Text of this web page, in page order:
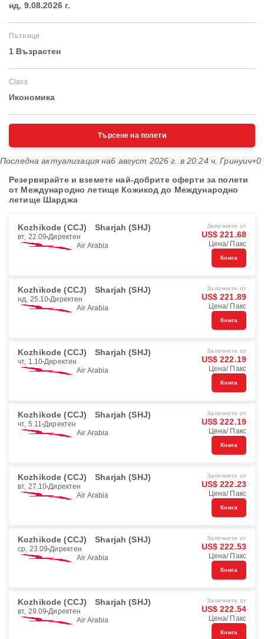
нд, 9.08.2026 г.
Пътници
1 Възрастен
Class
Икономика
Търсене на полети
Последна актуализация на6 август 2026 г. в 20:24 ч. Гринуич+0
Резервирайте и вземете най-добрите оферти за полети
от Международно летище Кожикод до Международно
летище Шарджа
Kozhikode (CCJ) Sharjah (SHJ)
вт, 22.09 Директен
Air Arabia
Започнете от
US$ 221.68
Цена/ Пакс
Книга
Kozhikode (CCJ) Sharjah (SHJ)
нд, 25.10 Директен
Air Arabia
Започнете от
US$ 221.89
Цена/ Пакс
Книга
Kozhikode (CCJ) Sharjah (SHJ)
чт, 1.10 Директен
Air Arabia
Започнете от
US$ 222.19
Цена/ Пакс
Книга
Kozhikode (CCJ) Sharjah (SHJ)
чт, 5.11 Директен
Air Arabia
Започнете от
US$ 222.19
Цена/ Пакс
Книга
Kozhikode (CCJ) Sharjah (SHJ)
вт, 27.10 Директен
Air Arabia
Започнете от
US$ 222.23
Цена/ Пакс
Книга
Kozhikode (CCJ) Sharjah (SHJ)
ср, 23.09 Директен
Air Arabia
Започнете от
US$ 222.53
Цена/ Пакс
Книга
Kozhikode (CCJ) Sharjah (SHJ)
вт, 29.09 Директен
Air Arabia
Започнете от
US$ 222.54
Цена/ Пакс
Книга